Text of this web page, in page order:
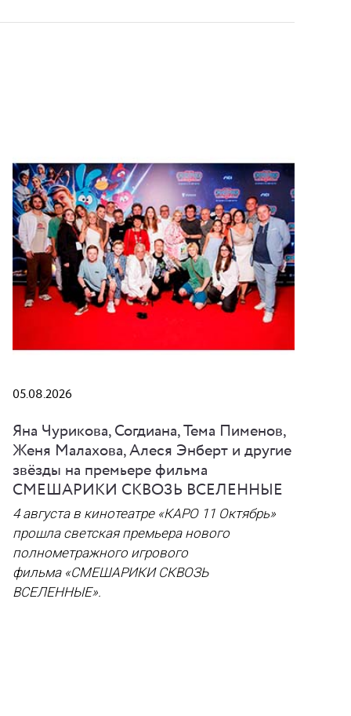
05.08.2026
Яна Чурикова, Согдиана, Тема Пименов,
Женя Малахова, Алеся Энберт и другие
звёзды на премьере фильма
СМЕШАРИКИ СКВОЗЬ ВСЕЛЕННЫЕ
4 августа в кинотеатре «КАРО 11 Октябрь»
прошла светская премьера нового
полнометражного игрового
фильма «СМЕШАРИКИ СКВОЗЬ
ВСЕЛЕННЫЕ».